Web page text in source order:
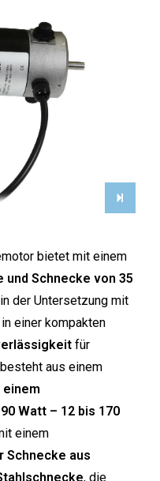
bietet mit einem
Schnecke von 35
der Untersetzung mit
in einer kompakten
für
aus einem
Watt – 12 bis 170
einem
Schnecke aus
, die